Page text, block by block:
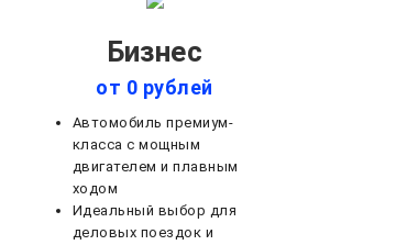
Бизнес
от 0 рублей
Автомобиль премиум-
класса с мощным
двигателем и плавным
ходом
Идеальный выбор для
деловых поездок и